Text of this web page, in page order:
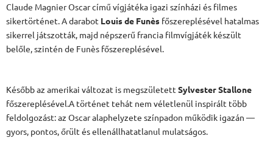
Claude Magnier Oscar című vígjátéka igazi színházi és filmes
sikertörténet. A darabot Louis de Funès főszereplésével hatalmas
sikerrel játszották, majd népszerű francia filmvígjáték készült
belőle, szintén de Funès főszereplésével.
Később az amerikai változat is megszületett Sylvester Stallone
főszereplésével.A történet tehát nem véletlenül inspirált több
feldolgozást: az Oscar alaphelyzete színpadon működik igazán —
gyors, pontos, őrült és ellenállhatatlanul mulatságos.